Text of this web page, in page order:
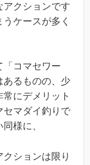
クションです
ケースが多く
「コマセワー
あるものの、少
にデメリット
セマダイ釣りで
様に、
ションは限り